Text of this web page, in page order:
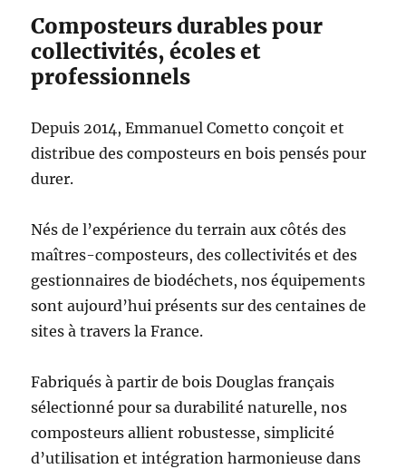
Composteurs durables pour
collectivités, écoles et
professionnels
Depuis 2014, Emmanuel Cometto conçoit et
distribue des composteurs en bois pensés pour
durer.
Nés de l’expérience du terrain aux côtés des
maîtres-composteurs, des collectivités et des
gestionnaires de biodéchets, nos équipements
sont aujourd’hui présents sur des centaines de
sites à travers la France.
Fabriqués à partir de bois Douglas français
sélectionné pour sa durabilité naturelle, nos
composteurs allient robustesse, simplicité
d’utilisation et intégration harmonieuse dans